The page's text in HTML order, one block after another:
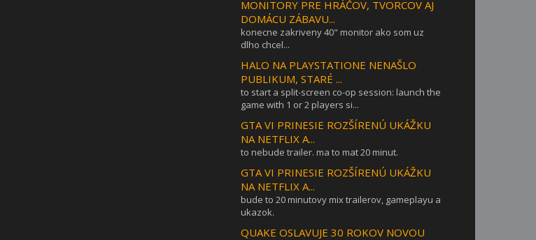
MONITORY PRE HRÁČOV, TVORCOV AJ
DOMÁCU ZÁBAVU...
konecne zakriveny 40" monitor ako som uz
dlho chcel...
HALO NA PLAYSTATIONE NENAŠLO
PUBLIKUM, STARÉ ...
to start a split-screen co-op session: launch the
game with 1 or 2 players si...
GTA VI PRINESIE ROZŠÍRENÚ UKÁŽKU
NA NETFLIX A...
to nebude trailer. ma to mat 20 minut.
GTA VI PRINESIE ROZŠÍRENÚ UKÁŽKU
NA NETFLIX A...
bude to 20 minutovy mix trailerov, gameplayu a
ukazok.
QUAKE OSLAVUJE 30 ROKOV NOVOU